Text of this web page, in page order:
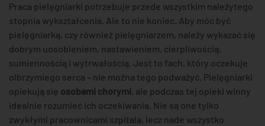
Praca pielęgniarki potrzebuje przede wszystkim należytego
stopnia wykształcenia. Ale to nie koniec. Aby móc być
pielęgniarką, czy również pielęgniarzem, należy wykazać się
dobrym uosobieniem, nastawieniem, cierpliwością,
sumiennością i wytrwałością. Jest to fach, który oczekuje
olbrzymiego serca – nie można tego podważyć. Pielęgniarki
opiekują się osobami chorymi, ale podczas tej opieki winny
idealnie rozumieć ich oczekiwania. Nie są one tylko
zwykłymi pracownicami szpitala, lecz nade wszystko